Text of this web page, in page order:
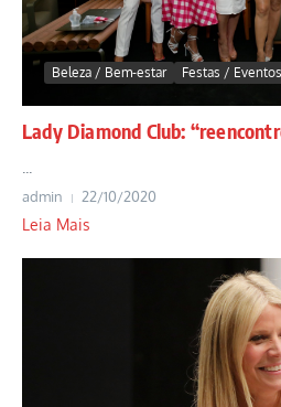
Beleza / Bem-estar Festas / Eventos
Lady Diamond Club:
...
admin 22/10/2020
Leia Mais